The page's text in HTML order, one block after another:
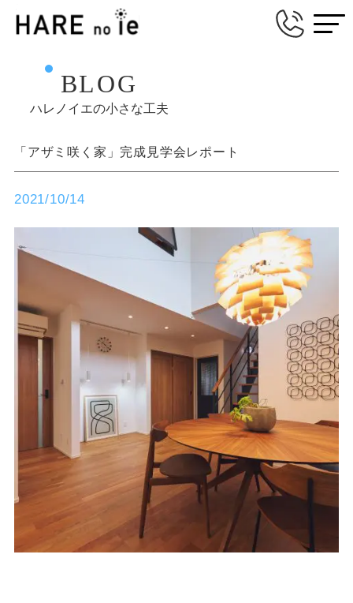
BLOG
ハレノイエの小さな工夫
「アザミ咲く家」完成見学会レポート
2021/10/14